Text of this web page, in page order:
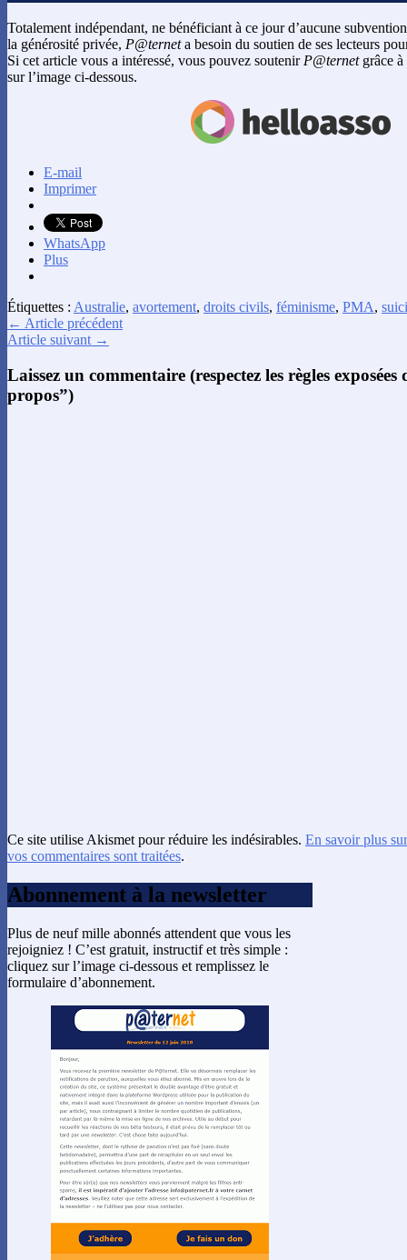
Totalement indépendant, ne bénéficiant à ce jour d’aucune
la générosité privée, P@terneta besoin du soutien de ses lecteurs
Si cet article vous a intéressé, vous pouvez soutenirP@ternetgrâce à
sur l’image ci-dessous.
E-mail
Imprimer
WhatsApp
Plus
Étiquettes : Australie, avortement, droits civils, féminisme, PMA,
← Article précédent
Article suivant →
Laissez un commentaire (respectez les règles
propos”)
Ce site utilise Akismet pour réduire les indésirables. En savoir plus
vos commentaires sont traitées.
Abonnement à la newsletter
Plus de neuf mille abonnés attendent que vous les
rejoigniez ! C’est gratuit, instructif et très simple :
cliquez sur l’image ci-dessous et remplissez le
formulaire d’abonnement.